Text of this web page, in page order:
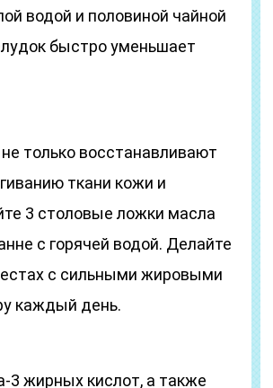
водой и половиной чайной
быстро уменьшает
только восстанавливают
ткани кожи и
3 столовые ложки масла
с горячей водой. Делайте
с сильными жировыми
каждый день.
3 жирных кислот, а также